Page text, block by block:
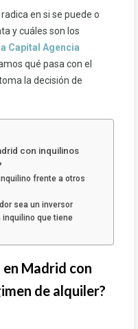
en si se puede o
y cuáles son los
Capital Agencia
qué pasa con el
la decisión de
con inquilinos
frente a otros
sea un inversor
inquilino que tiene
Madrid con
de alquiler?